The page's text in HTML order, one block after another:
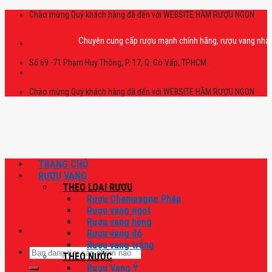
Skip
Chào mừng Quý khách hàng đã đến với WEBSITE HẦM RƯỢU NGON
Chuyên cung cấp rượu mạnh chính hãng, rượu vang nhập
Số 69 -71 Phạm Huy Thông, P. 17, Q. Gò Vấp, TPHCM
Chào mừng Quý khách hàng đã đến với WEBSITE HẦM RƯỢU NGON
Tìm
kiếm:
TRANG CHỦ
RƯỢU VANG
THEO LOẠI RƯỢU
Rượu Champagne Pháp
Rượu vang ngọt
Rượu vang hồng
Rượu vang đỏ
Rượu vang trắng
THEO NƯỚC
Rượu Vang Ý